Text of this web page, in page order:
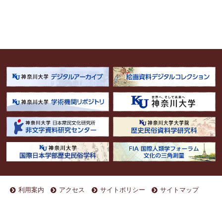
利用案内 アクセス サイトポリシー サイトマップ